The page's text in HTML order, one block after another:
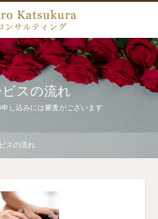
スの流れ
し込みには審査がございます
スの流れ